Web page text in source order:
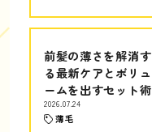
前髪の薄さを解消す
る最新ケアとボリュ
ームを出すセット術
2026.07.24
薄毛